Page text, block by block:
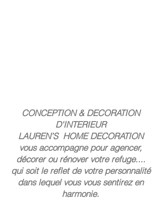
CONCEPTION & DECORATION
D'INTERIEUR
LAUREN’S HOME DECORATION
vous accompagne pour agencer,
décorer ou rénover votre refuge....
qui soit le reflet de votre personnalité
dans lequel vous vous sentirez en
harmonie.